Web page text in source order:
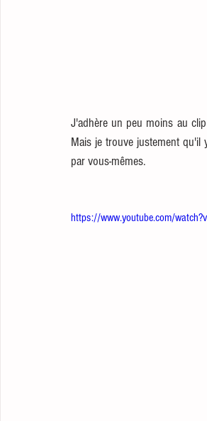
J'adhère un peu moins au
Mais je trouve justement qu'il
par vous-mêmes.
https://www.youtube.com/